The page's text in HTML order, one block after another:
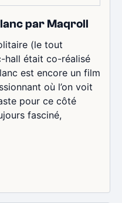
par Maqroll
(le tout
hall était co-réalisé
est encore un film
où l’on voit
pour ce côté
fasciné,